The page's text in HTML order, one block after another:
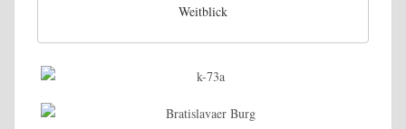
Weitblick